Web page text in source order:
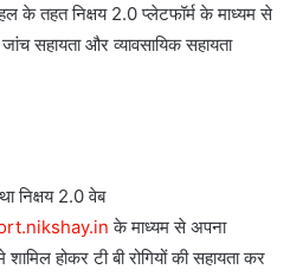
तहत निक्षय 2.0 प्लेटफॉर्म के माध्यम से
जांच सहायता और व्यावसायिक सहायता
निक्षय 2.0 वेब
nikshay.in के माध्यम से अपना
होकर टी बी रोगियों की सहायता कर